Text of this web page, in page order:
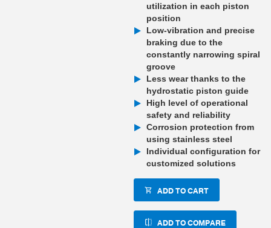
utilization in each piston
position
Low-vibration and precise
braking due to the
constantly narrowing spiral
groove
Less wear thanks to the
hydrostatic piston guide
High level of operational
safety and reliability
Corrosion protection from
using stainless steel
Individual configuration for
customized solutions
ADD TO CART
ADD TO COMPARE